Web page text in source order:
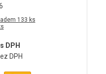
133 ks
DPH
DPH